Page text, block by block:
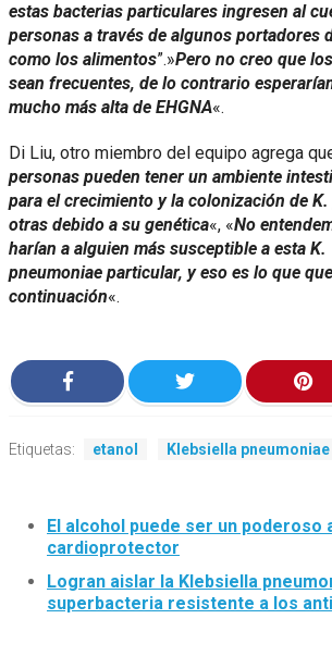
estas bacterias particulares ingresen al
personas a través de algunos portadores
como los alimentos”.»Pero no creo que
sean frecuentes, de lo contrario
mucho más alta de EHGNA«.
Di Liu, otro miembro del equipo agrega
personas pueden tener un ambiente
para el crecimiento y la colonización de
otras debido a su genética«, «No
harían a alguien más susceptible a esta K.
pneumoniae particular, y eso es lo que
continuación«.
Etiquetas: etanol Klebsiella pneumoniae
El alcohol puede ser un poderoso
cardioprotector
Logran aislar la Klebsiella
superbacteria resistente a los